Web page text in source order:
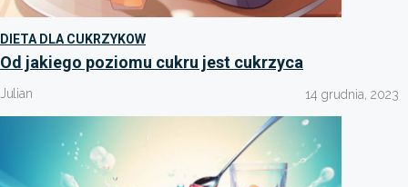
DIETA DLA CUKRZYKOW
Od jakiego poziomu cukru jest cukrzyca
Julian 14 grudnia, 2023